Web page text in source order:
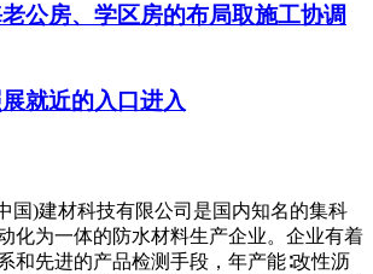
公房、学区房的布局取施工协调
就近的入口进入
国)建材科技有限公司是国内知名的集科
化为一体的防水材料生产企业。企业有着
和先进的产品检测手段，年产能∶改性沥